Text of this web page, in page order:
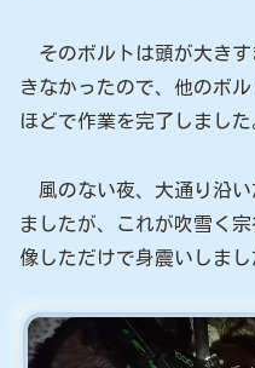
そのボルトは頭が大きす
きなかったので、他のボ
ほどで作業を完了しました
風のない夜、大通り沿い
ましたが、これが吹雪く
像しただけで身震いしまし